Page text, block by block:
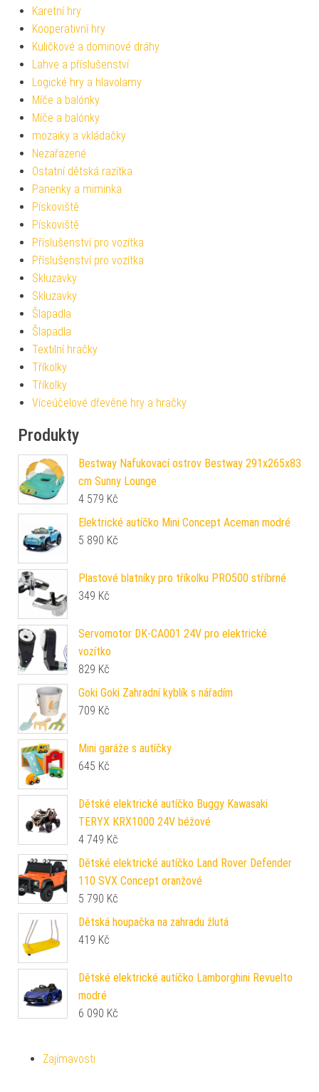
Karetní hry
Kooperativní hry
Kuličkové a dominové dráhy
Lahve a příslušenství
Logické hry a hlavolamy
Míče a balónky
Míče a balónky
mozaiky a vkládačky
Nezařazené
Ostatní dětská razítka
Panenky a miminka
Pískoviště
Pískoviště
Příslušenství pro vozítka
Příslušenství pro vozítka
Skluzavky
Skluzavky
Šlapadla
Šlapadla
Textilní hračky
Tříkolky
Tříkolky
Víceúčelové dřevěné hry a hračky
Produkty
Bestway Nafukovací ostrov Bestway 291x265x83
cm Sunny Lounge
4 579 Kč
Elektrické autíčko Mini Concept Aceman modré
5 890 Kč
Plastové blatníky pro tříkolku PRO500 stříbrné
349 Kč
Servomotor DK-CA001 24V pro elektrické
vozítko
829 Kč
Goki Goki Zahradní kyblík s nářadím
709 Kč
Mini garáže s autíčky
645 Kč
Dětské elektrické autíčko Buggy Kawasaki
TERYX KRX1000 24V béžové
4 749 Kč
Dětské elektrické autíčko Land Rover Defender
110 SVX Concept oranžové
5 790 Kč
Dětská houpačka na zahradu žlutá
419 Kč
Dětské elektrické autíčko Lamborghini Revuelto
modré
6 090 Kč
Zajímavosti